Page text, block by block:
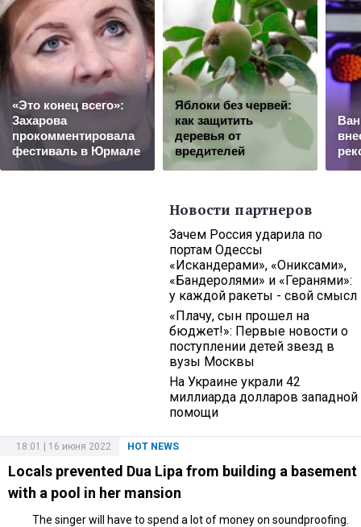
«Это конец всего»:
Захарова
прокомментировала
фестиваль в Юрмале
Яблоки без червей:
как защитить
деревья от
вредителей
Новости партнеров
Зачем Россия ударила по
портам Одессы
«Искандерами», «Ониксами»,
«Бандеролями» и «Геранями»:
у каждой ракеты - свой смысл
«Плачу, сын прошел на
бюджет!»: Первые новости о
поступлении детей звезд в
вузы Москвы
На Украине украли 42
миллиарда долларов западной
помощи
HOT NEWS
18:01 | 16 июня 2022
Locals prevented Dua Lipa from building a basement
with a pool in her mansion
The singer will have to spend a lot of money on soundproofing.